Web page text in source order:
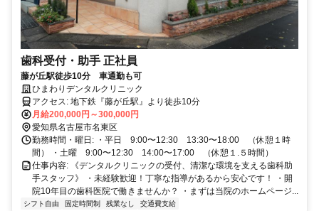
歯科受付・助手 正社員
藤が丘駅徒歩10分 車通勤も可
ひまわりデンタルクリニック
アクセス: 地下鉄『藤が丘駅』より徒歩10分
月給200,000円～300,000円
愛知県名古屋市名東区
勤務時間・曜日: ・平日 9:00〜12:30 13:30〜18:00 （休憩１時
間） ・土曜 9:00〜12:30 14:00〜17:00 （休憩１.５時間）
仕事内容: 《デンタルクリニックの受付、清潔な環境を支える歯科助
手スタッフ》 ・未経験歓迎！丁寧な指導があるから安心です！ ・開
院10年目の歯科医院で働きませんか？ ・まずは当院のホームページ...
シフト自由 固定時間制 残業なし 交通費支給